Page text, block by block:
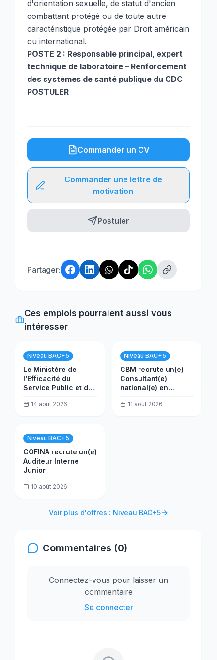
d'orientation sexuelle, de statut d'ancien
combattant protégé ou de toute autre
caractéristique protégée par Droit américain
ou international.
POSTE 2 : Responsable principal, expert
technique de laboratoire – Renforcement
des systèmes de santé publique du CDC
POSTULER
Commander un CV
Commander une lettre de
motivation
Postuler
Partager:
Ces emplois pourraient aussi vous
intéresser
Niveau BAC+5
Le Ministère de
l’Efficacité du
Service Public et de
(MESPTN) recrute
14 août 2026
Niveau BAC+5
CBM recrute un(e)
Consultant(e)
national(e) en
11 août 2026
Niveau BAC+5
COFINA recrute un(e)
Auditeur Interne
Junior
10 août 2026
Voir plus d'offres : Niveau BAC+5
Commentaires (0)
Connectez-vous pour laisser un
commentaire
Se connecter